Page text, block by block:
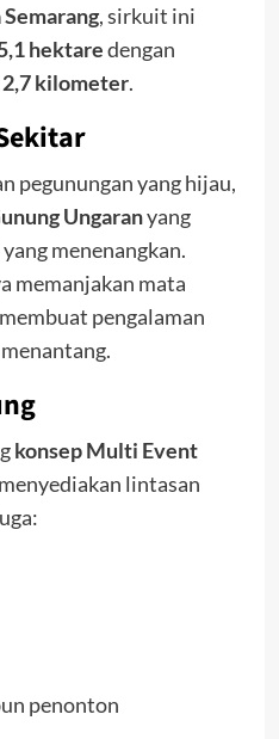
, sirkuit ini
hektaredengan
2,7 kilometer.
pegunungan yang hijau,
Ungaranyang
menenangkan.
memanjakan mata
pengalaman
konsep Multi Event
lintasan
penonton